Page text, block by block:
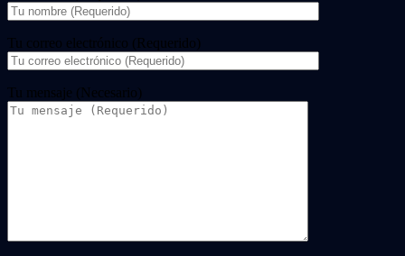
Tu correo electrónico (Requerido)
Tu mensaje (Necesario)